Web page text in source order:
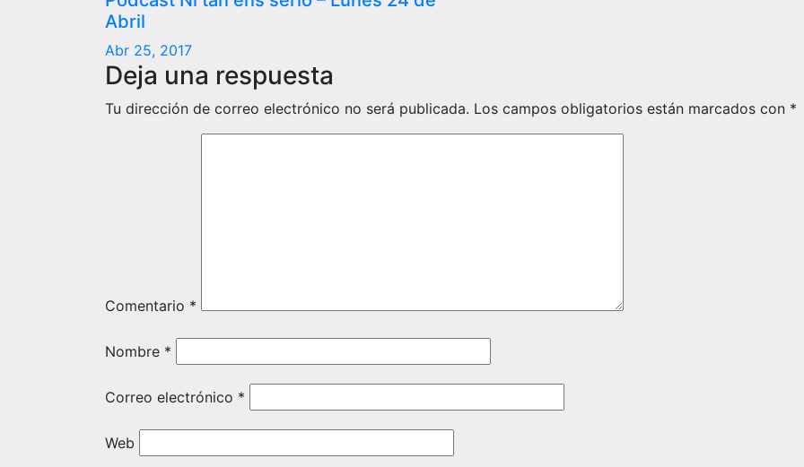
Abril
Abr 25, 2017
Deja una respuesta
Tu dirección de correo electrónico no será publicada. Los campos obligatorios están marcados con *
Comentario *
Nombre *
Correo electrónico *
Web